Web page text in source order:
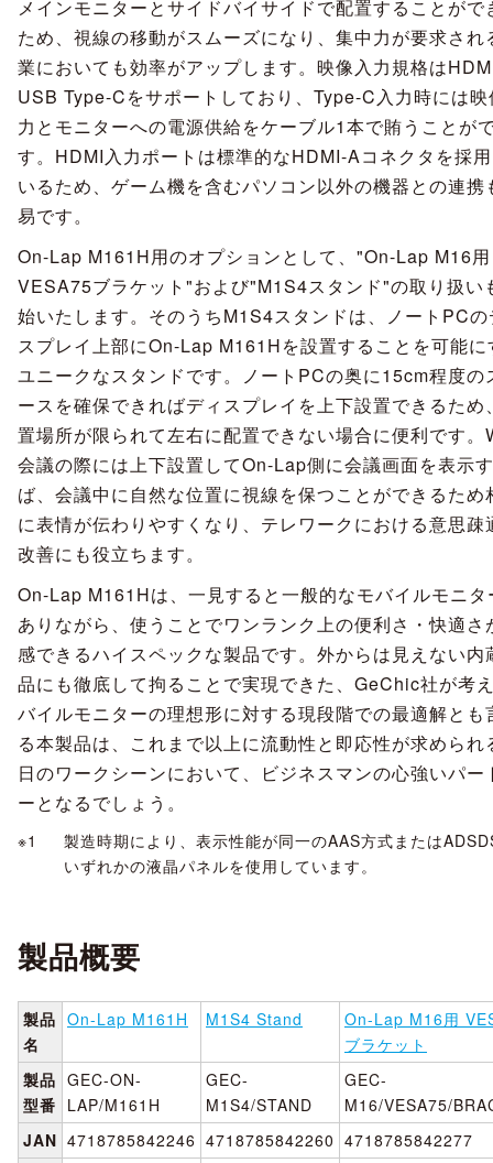
メインモニターとサイドバイサイドで配置することがで
ため、視線の移動がスムーズになり、集中力が要求され
業においても効率がアップします。映像入力規格は
USB Type-Cをサポートしており、Type-C入力時には
力とモニターへの電源供給をケーブル1本で賄うことが
す。HDMI入力ポートは標準的なHDMI-Aコネクタを採
いるため、ゲーム機を含むパソコン以外の機器との連携
易です。
On-Lap M161H用のオプションとして、"On-Lap M16用
VESA75ブラケット"および"M1S4スタンド"の取り扱い
始いたします。そのうちM1S4スタンドは、ノートPC
スプレイ上部にOn-Lap M161Hを設置することを可能に
ユニークなスタンドです。ノートPCの奥に15cm程度の
ースを確保できればディスプレイを上下設置できるため
置場所が限られて左右に配置できない場合に便利です。
会議の際には上下設置してOn-Lap側に会議画面を表示
ば、会議中に自然な位置に視線を保つことができるため
に表情が伝わりやすくなり、テレワークにおける意思疎
改善にも役立ちます。
On-Lap M161Hは、一見すると一般的なモバイルモニタ
ありながら、使うことでワンランク上の便利さ・快適さ
感できるハイスペックな製品です。外からは見えない内
品にも徹底して拘ることで実現できた、GeChic社が考
バイルモニターの理想形に対する現段階での最適解とも
る本製品は、これまで以上に流動性と即応性が求められ
日のワークシーンにおいて、ビジネスマンの心強いパー
ーとなるでしょう。
製造時期により、表示性能が同一のAAS方式または
いずれかの液晶パネルを使用しています。
製品概要
製品
名
On-Lap M161H M1S4 Stand
On-Lap M16用
ブラケット
製品
型番
GEC-ON-
LAP/M161H
GEC-
M1S4/STAND
GEC-
M16/VESA75/
JAN 4718785842246 4718785842260 4718785842277